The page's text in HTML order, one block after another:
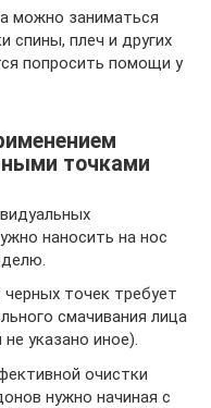
можно заниматься
спины, плеч и других
попросить помощи у
точками
наносить на нос
точек требует
смачивания лица
указано иное).
очистки
нужно начиная с